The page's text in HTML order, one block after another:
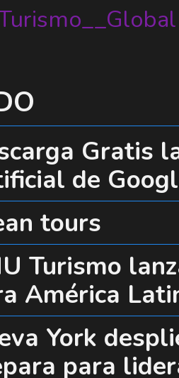
Gratis
de
tours
Turismo
América
York
para